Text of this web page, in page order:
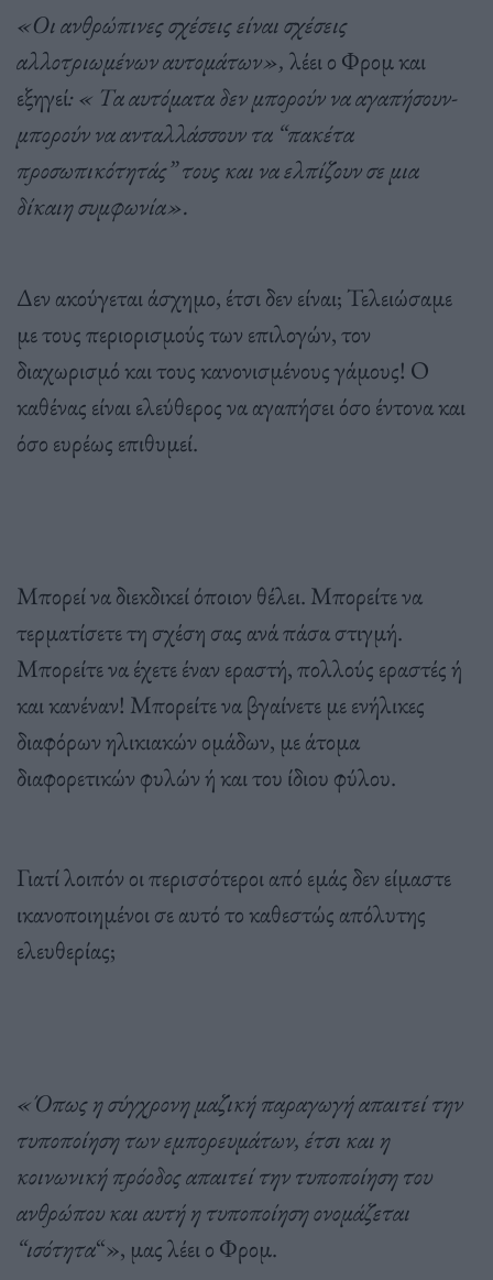
«Οι ανθρώπινες σχέσεις είναι σχέσεις
αλλοτριωμένων αυτομάτων», λέει ο Φρομ και
εξηγεί: « Τα αυτόματα δεν μπορούν να αγαπήσουν-
μπορούν να ανταλλάσσουν τα “πακέτα
προσωπικότητάς” τους και να ελπίζουν σε μια
δίκαιη συμφωνία».
Δεν ακούγεται άσχημο, έτσι δεν είναι; Τελειώσαμε
με τους περιορισμούς των επιλογών, τον
διαχωρισμό και τους κανονισμένους γάμους! Ο
καθένας είναι ελεύθερος να αγαπήσει όσο έντονα και
όσο ευρέως επιθυμεί.
Μπορεί να διεκδικεί όποιον θέλει. Μπορείτε να
τερματίσετε τη σχέση σας ανά πάσα στιγμή.
Μπορείτε να έχετε έναν εραστή, πολλούς εραστές ή
και κανέναν! Μπορείτε να βγαίνετε με ενήλικες
διαφόρων ηλικιακών ομάδων, με άτομα
διαφορετικών φυλών ή και του ίδιου φύλου.
Γιατί λοιπόν οι περισσότεροι από εμάς δεν είμαστε
ικανοποιημένοι σε αυτό το καθεστώς απόλυτης
ελευθερίας;
«Όπως η σύγχρονη μαζική παραγωγή απαιτεί την
τυποποίηση των εμπορευμάτων, έτσι και η
κοινωνική πρόοδος απαιτεί την τυποποίηση του
ανθρώπου και αυτή η τυποποίηση ονομάζεται
“ισότητα“», μας λέει ο Φρομ.